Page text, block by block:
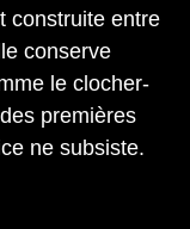
construite entre
conserve
le clocher-
premières
ne subsiste.